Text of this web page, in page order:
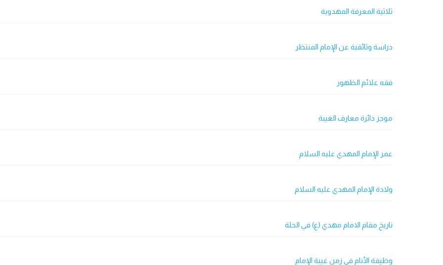
ثلاثية المعرفة المهدوية
دراسة وثائقية عن الإمام المنتظر
فقه علائم الظهور
موجز دائرة معارف الغيبة
عمر الإمام المهدي عليه السلام
ولادة الإمام المهدي عليه السلام
تاريخ مقام الامام مهدي (ع) في الحلة
وظيفة الأنام في زمن غيبة الإمام